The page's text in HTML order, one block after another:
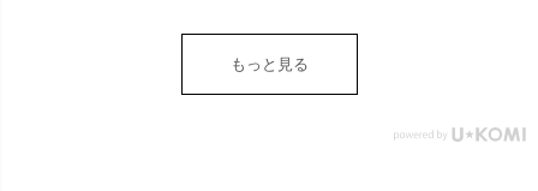
ダー 収納 DIY アンティー
ク ヴィンテージ ナチュラ
リア アジアン [84302] ホ
もっと見る